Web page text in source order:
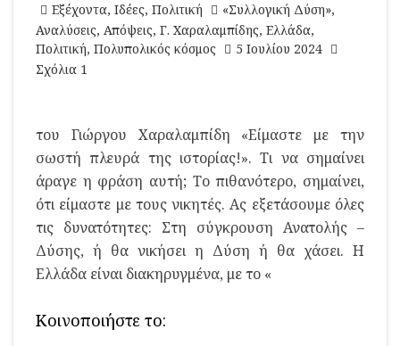
Εξέχοντα, Ιδέες, Πολιτική «Συλλογική Δύση»,
Αναλύσεις, Απόψεις, Γ. Χαραλαμπίδης, Ελλάδα,
Πολιτική, Πολυπολικός κόσμος
5 Ιουλίου 2024
Σχόλια 1
του Γιώργου Χαραλαμπίδη «Είμαστε με την
σωστή πλευρά της ιστορίας!». Τι να σημαίνει
άραγε η φράση αυτή; Το πιθανότερο, σημαίνει,
ότι είμαστε με τους νικητές. Ας εξετάσουμε όλες
τις δυνατότητες: Στη σύγκρουση Ανατολής –
Δύσης, ή θα νικήσει η Δύση ή θα χάσει. Η
Ελλάδα είναι διακηρυγμένα, με το «
Κοινοποιήστε το: